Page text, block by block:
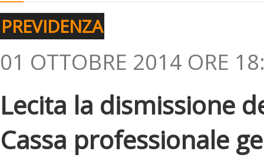
PREVIDENZA
01 OTTOBRE 2014 ORE
Lecita la dismissione
Cassa professionale